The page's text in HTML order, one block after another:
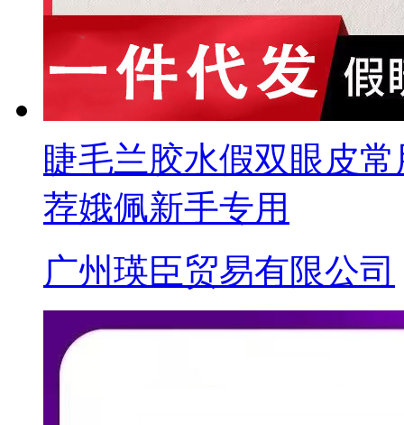
睫毛兰胶水假双眼皮
荐娥佩新手专用
广州瑛臣贸易有限公司